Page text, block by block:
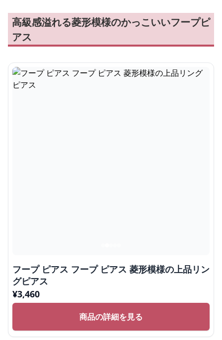
高級感溢れる菱形模様のかっこいいフープピ
アス
フープ ピアス フープ ピアス 菱形模様の上品リン
グピアス
¥3,460
商品の詳細を見る